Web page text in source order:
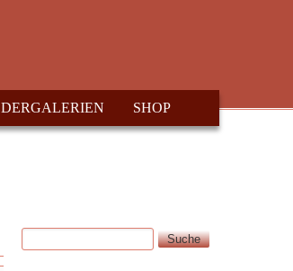
SHOP
Suchformular
Suche